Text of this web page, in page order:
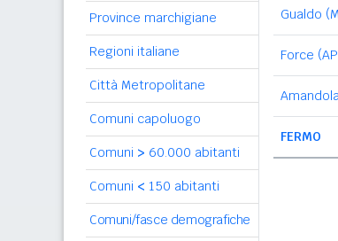
Province marchigiane
Regioni italiane
Città Metropolitane
Comuni capoluogo
Comuni > 60.000 abitanti
Comuni < 150 abitanti
Comuni/fasce demografiche
Gualdo
Force
FERMO